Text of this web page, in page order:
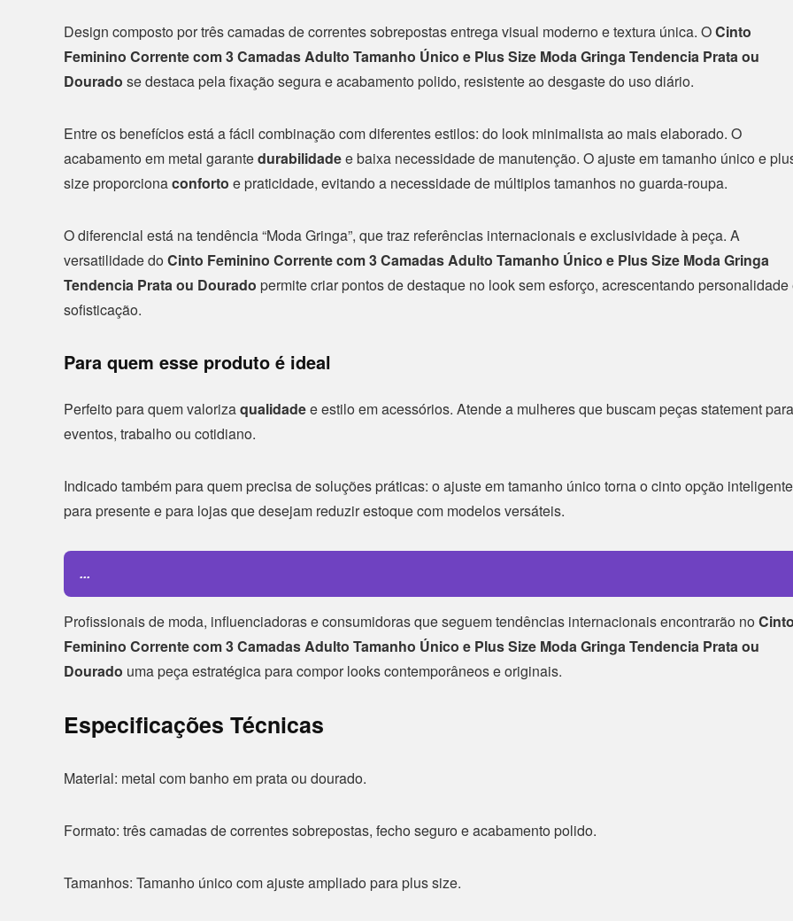
Design composto por três camadas de correntes sobrepostas entrega visual moderno e textura única. OCinto
Feminino Corrente com 3 Camadas Adulto Tamanho Único e Plus Size Moda Gringa Tendencia Prata ou
Dourado se destaca pela fixação segura e acabamento polido, resistente ao desgaste do uso diário.
Entre os benefícios está a fácil combinação com diferentes estilos: do look minimalista ao mais elaborado. O
acabamento em metal garantedurabilidadee baixa necessidade de manutenção. O ajuste em tamanho único e
size proporcionaconforto e praticidade, evitando a necessidade de múltiplos tamanhos no guarda-roupa.
O diferencial está na tendência “Moda Gringa”, que traz referências internacionais e exclusividade à peça. A
versatilidade do Cinto Feminino Corrente com 3 Camadas Adulto Tamanho Único e Plus Size Moda Gringa
Tendencia Prata ou Dourado permite criar pontos de destaque no look sem esforço, acrescentando personalidade
sofisticação.
Para quem esse produto é ideal
Perfeito para quem valorizaqualidadee estilo em acessórios. Atende a mulheres que buscam peças statement para
eventos, trabalho ou cotidiano.
Indicado também para quem precisa de soluções práticas: o ajuste em tamanho único torna o cinto opção inteligente
para presente e para lojas que desejam reduzir estoque com modelos versáteis.
...
Profissionais de moda, influenciadoras e consumidoras que seguem tendências internacionais encontrarão no
Feminino Corrente com 3 Camadas Adulto Tamanho Único e Plus Size Moda Gringa Tendencia Prata ou
Dourado uma peça estratégica para compor looks contemporâneos e originais.
Especificações Técnicas
Material: metal com banho em prata ou dourado.
Formato: três camadas de correntes sobrepostas, fecho seguro e acabamento polido.
Tamanhos: Tamanho único com ajuste ampliado para plus size.